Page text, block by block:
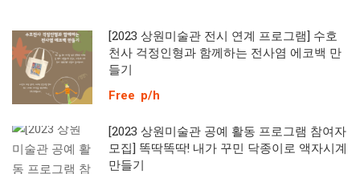
[2023 상원미술관 전시 연계 프로그램] 수호
천사 걱정인형과 함께하는 전사염 에코백 만
들기
Free p/h
[2023 상원미술관 공예 활동 프로그램 참여자
모집] 똑딱똑딱! 내가 꾸민 닥종이로 액자시계
만들기